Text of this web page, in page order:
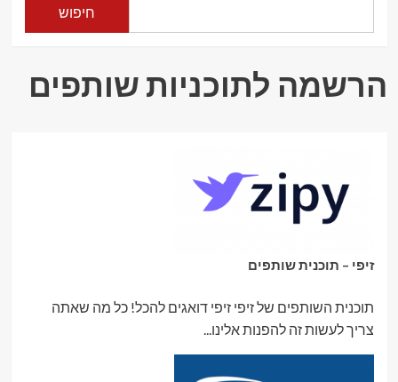
חיפוש
הרשמה לתוכניות שותפים
זיפי – תוכנית שותפים
תוכנית השותפים של זיפי זיפי דואגים להכל! כל מה שאתה
צריך לעשות זה להפנות אלינו...